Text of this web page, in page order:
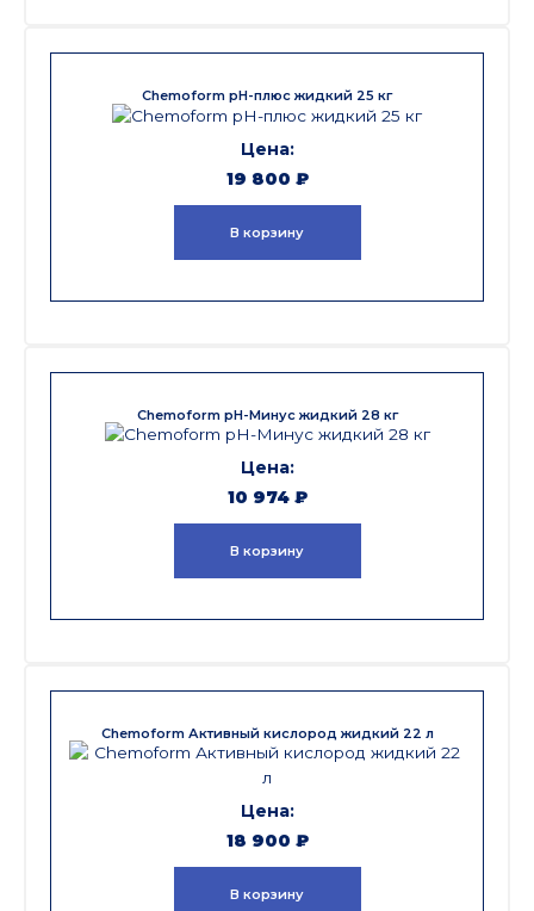
Chemoform pH-плюс жидкий 25 кг
19 800 ₽
В корзину
Chemoform pH-Минус жидкий 28 кг
10 974 ₽
В корзину
Chemoform Активный кислород жидкий 22 л
18 900 ₽
В корзину